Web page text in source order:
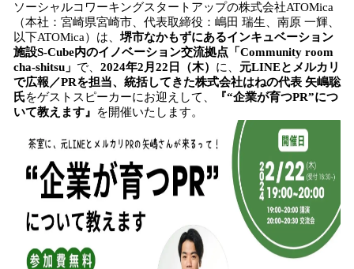
！
数
を
読
み
込
み
で
ソーシャルコワーキングスタートアップの株式会社ATOMica
（本社：宮崎県宮崎市、代表取締役：嶋田 瑞生、南原 一輝、
以下ATOMica）は、堺市なかもずにあるインキュベーション
施設S-Cube内のイノベーション交流拠点「Community room
cha-shitsu」 で、 2024年2月22日（木） に、 元LINEとメルカリ
で広報／PRを担当、統括してきた株式会社はねの代表 矢嶋聡
氏をゲストスピーカーにお迎えして、
『“企業が育つPR”につ
いて教えます』
を開催いたします。